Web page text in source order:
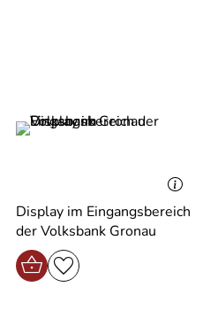
Display im Eingangsbereich
der Volksbank Gronau